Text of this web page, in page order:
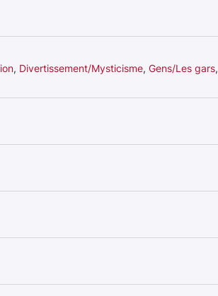
, Divertissement/Mysticisme, Gens/Les gars,